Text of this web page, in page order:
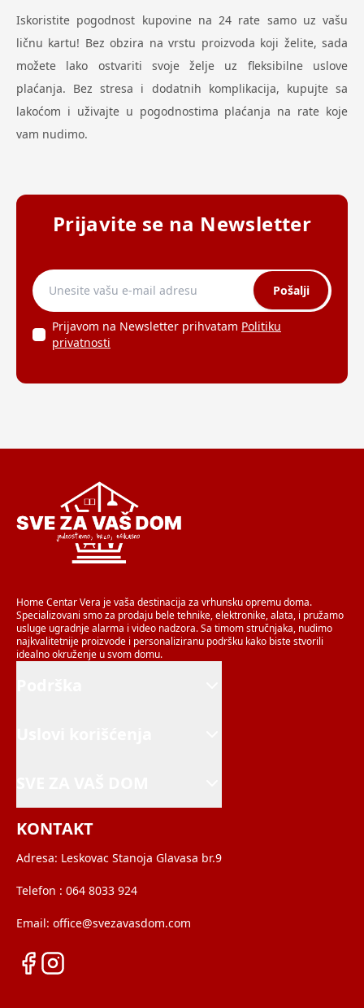
Iskoristite pogodnost kupovine na 24 rate samo uz vašu
ličnu kartu! Bez obzira na vrstu proizvoda koji želite, sada
možete lako ostvariti svoje želje uz fleksibilne uslove
plaćanja. Bez stresa i dodatnih komplikacija, kupujte sa
lakoćom i uživajte u pogodnostima plaćanja na rate koje
vam nudimo.
Prijavite se na Newsletter
Pošalji
Prijavom na Newsletter prihvatam Politiku
privatnosti
Home Centar Vera je vaša destinacija za vrhunsku opremu doma.
Specializovani smo za prodaju bele tehnike, elektronike, alata, i pružamo
usluge ugradnje alarma i video nadzora. Sa timom stručnjaka, nudimo
najkvalitetnije proizvode i personaliziranu podršku kako biste stvorili
idealno okruženje u svom domu.
KONTAKT
Adresa: Leskovac Stanoja Glavasa br.9
Telefon : 064 8033 924
Email: office@svezavasdom.com